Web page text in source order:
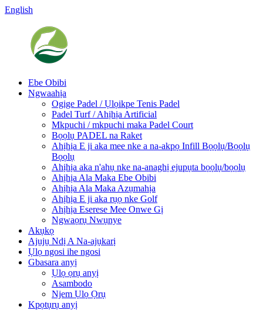
English
Ebe Obibi
Ngwaahịa
Ogige Padel / Ụlọikpe Tenis Padel
Padel Turf / Ahịhịa Artificial
Mkpuchi / mkpuchi maka Padel Court
Bọọlụ PADEL na Raket
Ahịhịa E ji aka mee nke a na-akpọ Infill Bọọlụ/Bọọlụ
Bọọlụ
Ahịhịa aka n'ahụ nke na-anaghị ejupụta bọọlụ/bọọlụ
Ahịhịa Ala Maka Ebe Obibi
Ahịhịa Ala Maka Azụmahịa
Ahịhịa E ji aka rụọ nke Golf
Ahịhịa Eserese Mee Onwe Gị
Ngwaọrụ Nwụnye
Akụkọ
Ajụjụ Ndị A Na-ajụkarị
Ụlọ ngosi ihe ngosi
Gbasara anyị
Ụlọ ọrụ anyị
Asambodo
Njem Ụlọ Ọrụ
Kpọtụrụ anyị